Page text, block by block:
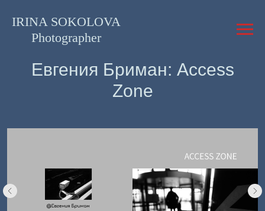
IRINA SOKOLOVA
Photographer
Евгения Бриман: Access
Zone